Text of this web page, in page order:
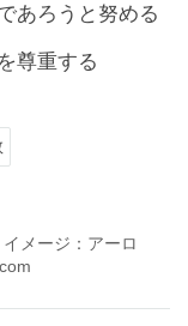
あろうと努める
尊重する
メージ：アーロ